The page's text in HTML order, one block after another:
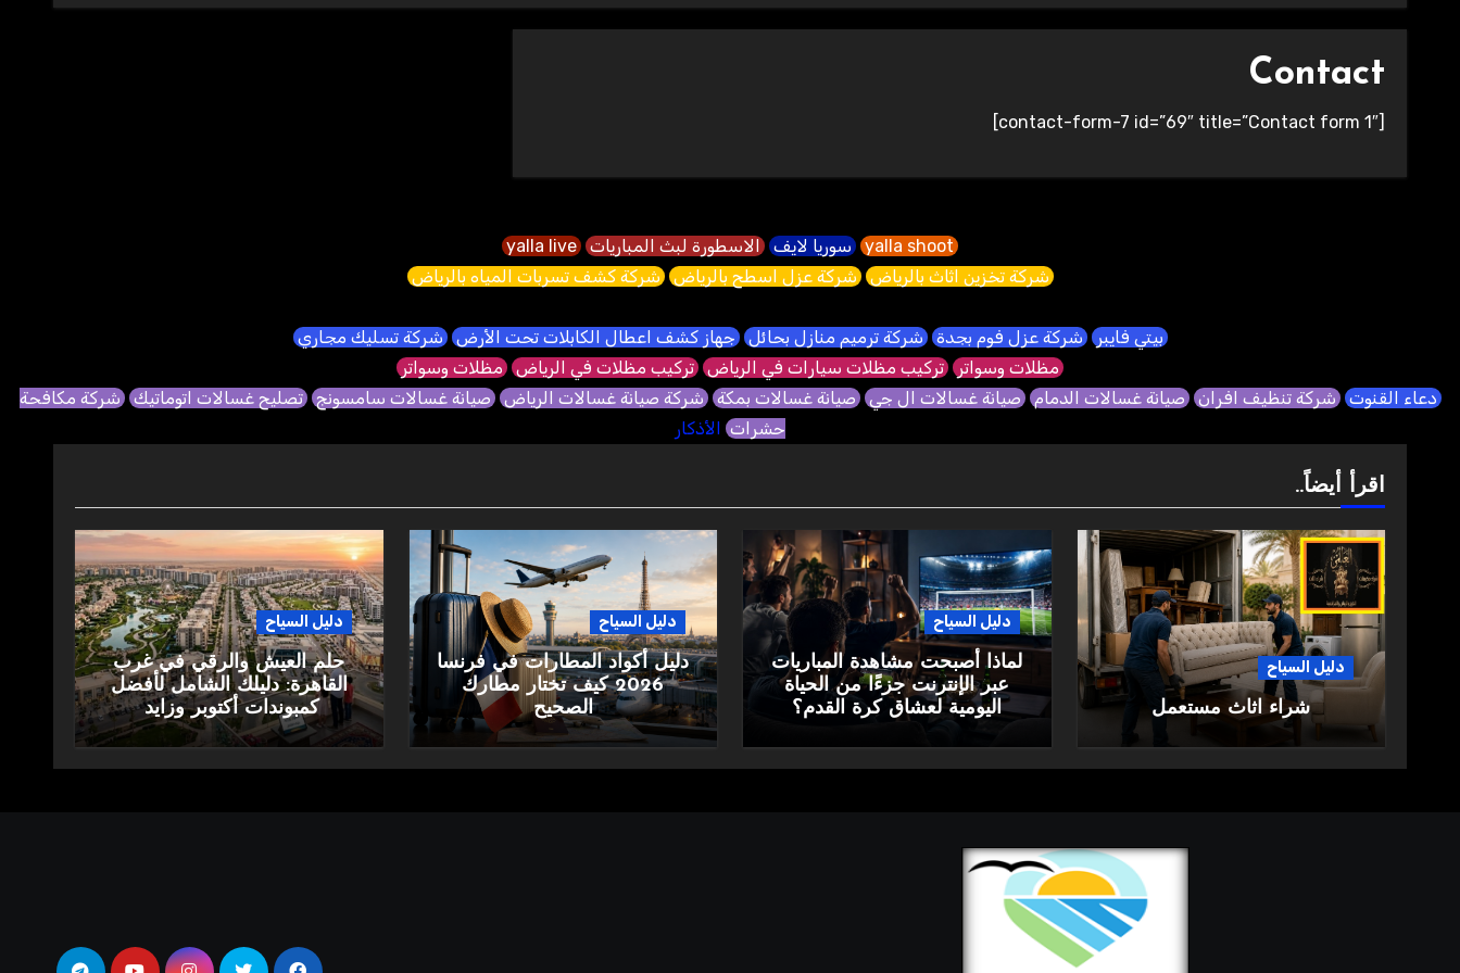
Contact
[contact-form-7 id=”69″ title=”Contact form 1″]
yalla shoot سوريا لايف الاسطورة لبث المباريات yalla live
شركة تخزين اثاث بالرياض شركة عزل اسطح بالرياض شركة كشف تسربات المياه بالرياض
بيتي فايبر شركة عزل فوم بجدة شركة ترميم منازل بحائل جهاز كشف اعطال الكابلات تحت الأرض شركة تسليك مجاري
مظلات وسواتر تركيب مظلات سيارات في الرياض تركيب مظلات في الرياض مظلات وسواتر
دعاء القنوت شركة تنظيف افران صيانة غسالات الدمام صيانة غسالات ال جي صيانة غسالات بمكة شركة صيانة غسالات الرياض صيانة غسالات سامسونج تصليح غسالات اتوماتيك شركة مكافحة
حشرات الأذكار
اقرأ أيضاً..
دليل السياح
شراء اثاث مستعمل
دليل السياح
لماذا أصبحت مشاهدة المباريات
عبر الإنترنت جزءًا من الحياة
اليومية لعشاق كرة القدم؟
دليل السياح
دليل أكواد المطارات في فرنسا
2026 كيف تختار مطارك
الصحيح
دليل السياح
حلم العيش والرقي في غرب
القاهرة: دليلك الشامل لأفضل
كمبوندات أكتوبر وزايد